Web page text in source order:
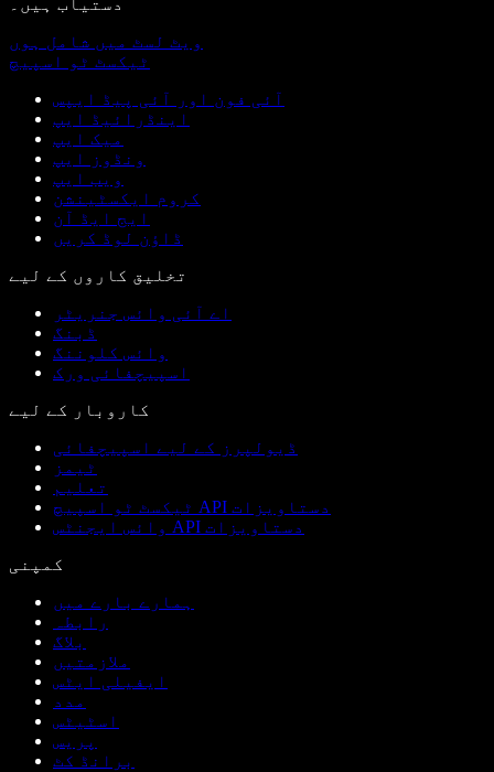
دستیاب ہیں۔
ویٹ لسٹ میں شامل ہوں
ٹیکسٹ ٹو اسپیچ
آئی فون اور آئی پیڈ ایپس
اینڈرائیڈ ایپ
میک ایپ
ونڈوز ایپ
ویب ایپ
کروم ایکسٹینشن
ایج ایڈ آن
ڈاؤن لوڈ کریں
تخلیق کاروں کے لیے
اے آئی وائس جنریٹر
ڈبنگ
وائس کلوننگ
اسپیچفائی ورک
کاروبار کے لیے
ڈیولپرز کے لیے اسپیچفائی
ٹیمز
تعلیم
ٹیکسٹ ٹو اسپیچ API دستاویزات
وائس ایجنٹس API دستاویزات
کمپنی
ہمارے بارے میں
رابطہ
بلاگ
ملازمتیں
ایفیلی ایٹس
مدد
اسٹیٹس
پریس
برانڈ کٹ